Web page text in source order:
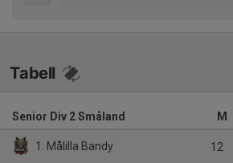
Tabell
Senior Div 2 Småland M
1. Målilla Bandy 12